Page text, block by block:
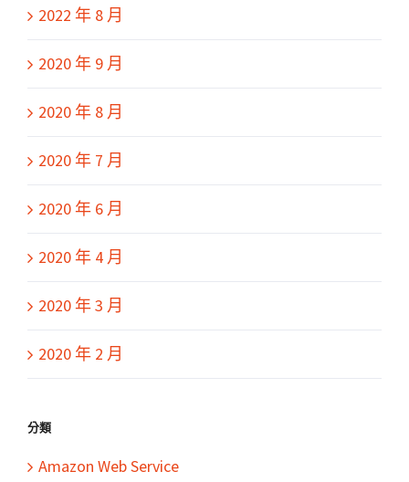
2022 年 8 月
2020 年 9 月
2020 年 8 月
2020 年 7 月
2020 年 6 月
2020 年 4 月
2020 年 3 月
2020 年 2 月
分類
Amazon Web Service